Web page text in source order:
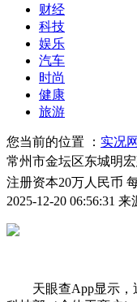
财经
科技
娱乐
汽车
时尚
健康
旅游
您当前的位置 ： 实况
常州市金坛区东城明
注册资本20万人民币
2025-12-20 06:56:31 来
天眼查App显示